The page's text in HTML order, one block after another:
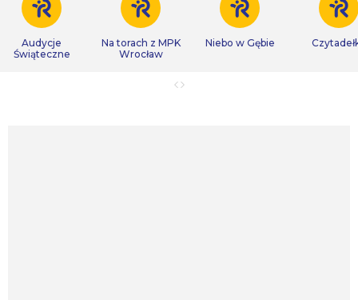
Audycje
Świąteczne
Na torach z MPK
Wrocław
Niebo w Gębie